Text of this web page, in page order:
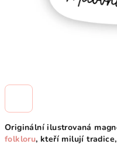
Originální ilustrovaná
folkloru, kteří milují